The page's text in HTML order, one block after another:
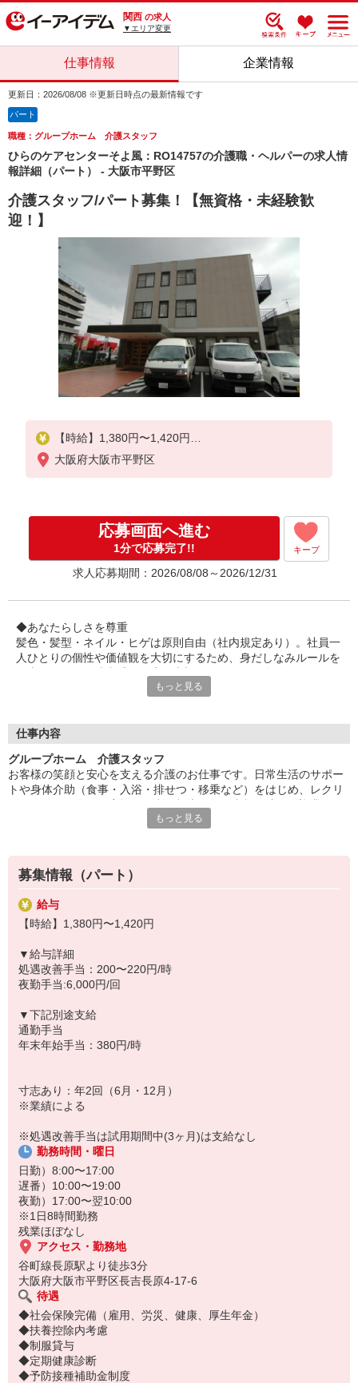
関西 の求人
▼エリア変更
仕事情報 企業情報
更新日：2026/08/08 ※更新日時点の最新情報です
パート
職種：グループホーム 介護スタッフ
ひらのケアセンターそよ風：RO14757の介護職・ヘルパーの求人情
報詳細（パート） - 大阪市平野区
介護スタッフ/パート募集！【無資格・未経験歓
迎！】
【時給】1,380円〜1,420円
▼給与詳細
▼下記別途支給
年末年始手当：380円/時
寸志あり：年2回（6月・12月）
※業績による
※処遇改善手当は試用期間中(3ヶ月)は支給なし
大阪府大阪市平野区
応募画面へ進む
1分で応募完了!! キープ
求人応募期間：2026/08/08～2026/12/31
◆あなたらしさを尊重
髪色・髪型・ネイル・ヒゲは原則自由（社内規定あり）。社員一
人ひとりの個性や価値観を大切にするため、身だしなみルールを
イルで無理なく働ける環境です。
働いた分の給与を給料日前に受け取れる「給与前払い制度」を導
生制度です。※入社翌月の第5営業日より利用可能
もっと見る
仕事内容
グループホーム 介護スタッフ
お客様の笑顔と安心を支える介護のお仕事です。日常生活のサポー
トや身体介助（食事・入浴・排せつ・移乗など）をはじめ、レクリ
ど幅広い業務を担当。チームで協力しながら、お客様の笑顔をつく
◆未経験・無資格でも安心
「介護の仕事は初めて」「資格を持っていない」という方でも大丈
夫！入社後は充実の研修で基本からしっかり学べます。無資格・未
経験スタートの方が多く活躍しており、一人ひとりのペースに合わ
せて成長を後押しします。新しいチャレンジを安心して始められる
◆充実した研修制度
現場経験の有無を問わず、全スタッフが成長できるよう多彩な研修
オーダーメイド研修など多岐に渡ります。経験者の方はもちろん、
未経験の方も着実に知識と技術が身につき、自信を持って活躍でき
る環境です。
もっと見る
募集情報（パート）
給与
【時給】1,380円〜1,420円
▼給与詳細
処遇改善手当：200〜220円/時
夜勤手当:6,000円/回
▼下記別途支給
通勤手当
年末年始手当：380円/時
寸志あり：年2回（6月・12月）
※業績による
※処遇改善手当は試用期間中(3ヶ月)は支給なし
勤務時間・曜日
日勤）8:00〜17:00
遅番）10:00〜19:00
夜勤）17:00〜翌10:00
※1日8時間勤務
残業ほぼなし
アクセス・勤務地
谷町線長原駅より徒歩3分
大阪府大阪市平野区長吉長原4-17-6
待遇
◆社会保険完備（雇用、労災、健康、厚生年金）
◆扶養控除内考慮
◆制服貸与
◆定期健康診断
◆予防接種補助金制度